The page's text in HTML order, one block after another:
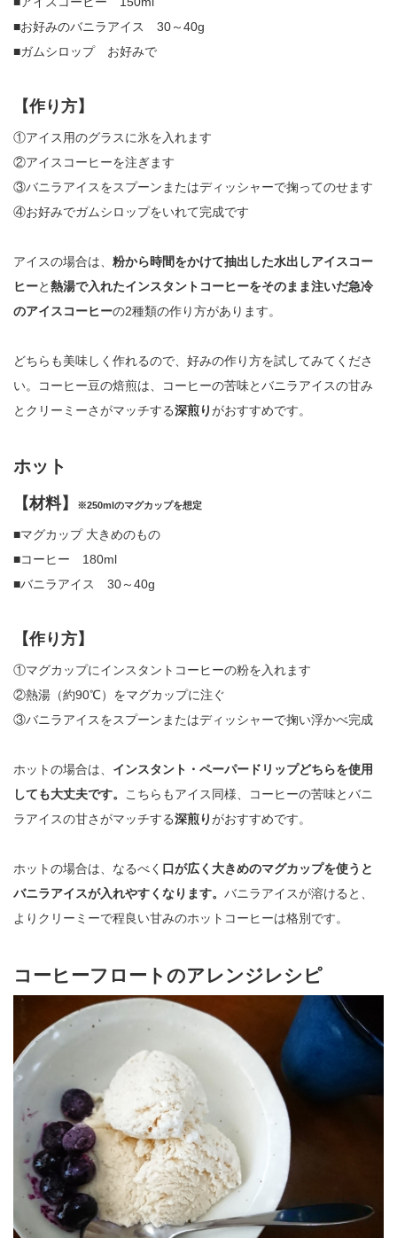
■お好みのバニラアイス 30～40g
■ガムシロップ お好みで
【作り方】
①アイス用のグラスに氷を入れます
②アイスコーヒーを注ぎます
③バニラアイスをスプーンまたはディッシャーで掬ってのせます
④お好みでガムシロップをいれて完成です
アイスの場合は、 粉から時間をかけて抽出した水出しアイスコー
ヒーと熱湯で入れたインスタントコーヒーをそのまま注いだ急冷
のアイスコーヒーの2種類の作り方があります。
どちらも美味しく作れるので、好みの作り方を試してみてくださ
い。コーヒー豆の焙煎は、コーヒーの苦味とバニラアイスの甘み
とクリーミーさがマッチする深煎りがおすすめです。
ホット
【材料】 ※250mlのマグカップを想定
■マグカップ 大きめのもの
■コーヒー 180ml
■バニラアイス 30～40g
【作り方】
①マグカップにインスタントコーヒーの粉を入れます
②熱湯（約90℃）をマグカップに注ぐ
③バニラアイスをスプーンまたはディッシャーで掬い浮かべ完成
ホットの場合は、 インスタント・ペーパードリップどちらを使用
しても大丈夫です。
こちらもアイス同様、コーヒーの苦味とバニ
ラアイスの甘さがマッチする深煎りがおすすめです。
ホットの場合は、なるべく 口が広く大きめのマグカップを使うと
バニラアイスが入れやすくなります。 バニラアイスが溶けると、
よりクリーミーで程良い甘みのホットコーヒーは格別です。
コーヒーフロートのアレンジレシピ